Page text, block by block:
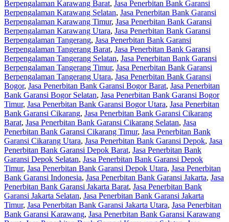
Berpengalaman Karawang Barat, Jasa Penerbitan Bank Garansi
Berpengalaman Karawang Selatan, Jasa Penerbitan Bank Garansi
Berpengalaman Karawang Timur, Jasa Penerbitan Bank Garansi
Berpengalaman Karawang Utara, Jasa Penerbitan Bank Garansi
Berpengalaman Tangerang, Jasa Penerbitan Bank Garansi
Berpengalaman Tangerang Barat, Jasa Penerbitan Bank Garansi
Berpengalaman Tangerang Selatan, Jasa Penerbitan Bank Garansi
Berpengalaman Tangerang Timur, Jasa Penerbitan Bank Garansi
Berpengalaman Tangerang Utara, Jasa Penerbitan Bank Garansi
Bogor, Jasa Penerbitan Bank Garansi Bogor Barat, Jasa Penerbitan
Bank Garansi Bogor Selatan, Jasa Penerbitan Bank Garansi Bogor
Timur, Jasa Penerbitan Bank Garansi Bogor Utara, Jasa Penerbitan
Bank Garansi Cikarang, Jasa Penerbitan Bank Garansi Cikarang
Barat, Jasa Penerbitan Bank Garansi Cikarang Selatan, Jasa
Penerbitan Bank Garansi Cikarang Timur, Jasa Penerbitan Bank
Garansi Cikarang Utara, Jasa Penerbitan Bank Garansi Depok, Jasa
Penerbitan Bank Garansi Depok Barat, Jasa Penerbitan Bank
Garansi Depok Selatan, Jasa Penerbitan Bank Garansi Depok
Timur, Jasa Penerbitan Bank Garansi Depok Utara, Jasa Penerbitan
Bank Garansi Indonesia, Jasa Penerbitan Bank Garansi Jakarta, Jasa
Penerbitan Bank Garansi Jakarta Barat, Jasa Penerbitan Bank
Garansi Jakarta Selatan, Jasa Penerbitan Bank Garansi Jakarta
Timur, Jasa Penerbitan Bank Garansi Jakarta Utara, Jasa Penerbitan
Bank Garansi Karawang, Jasa Penerbitan Bank Garansi Karawang